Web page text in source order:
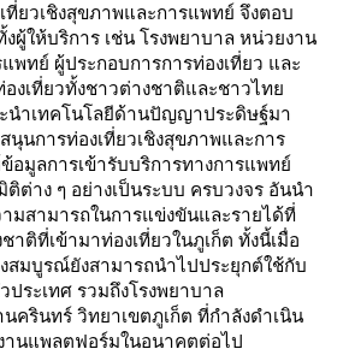
เที่ยวเชิงสุขภาพและการแพทย์ จึงตอบ
ผู้ให้บริการ เช่น โรงพยาบาล หน่วยงาน
พทย์ ผู้ประกอบการการท่องเที่ยว และ
งเที่ยวทั้งชาวต่างชาติและชาวไทย
นำเทคโนโลยีด้านปัญญาประดิษฐ์มา
นุนการท่องเที่ยวเชิงสุขภาพและการ
อมูลการเข้ารับบริการทางการแพทย์
ติต่าง ๆ อย่างเป็นระบบ ครบวงจร อันนำ
มสามารถในการแข่งขันและรายได้ที่
าติที่เข้ามาท่องเที่ยวในภูเก็ต ทั้งนี้เมื่อ
สมบูรณ์ยังสามารถนำไปประยุกต์ใช้กับ
ประเทศ รวมถึงโรงพยาบาล
ครินทร์ วิทยาเขตภูเก็ต ที่กำลังดำเนิน
านแพลตฟอร์มในอนาคตต่อไป